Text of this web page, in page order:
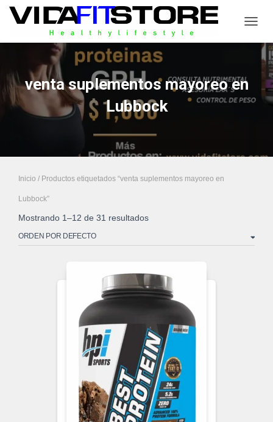
venta suplementos mayoreo en
Lubbock
Inicio / Productos etiquetados “venta suplementos mayoreo en
Lubbock”
Mostrando 1–12 de 31 resultados